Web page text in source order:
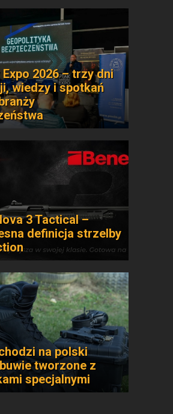
2026 – trzy dni
wiedzy i spotkań
3 Tactical –
definicja strzelby
na polski
tworzone z
specjalnymi